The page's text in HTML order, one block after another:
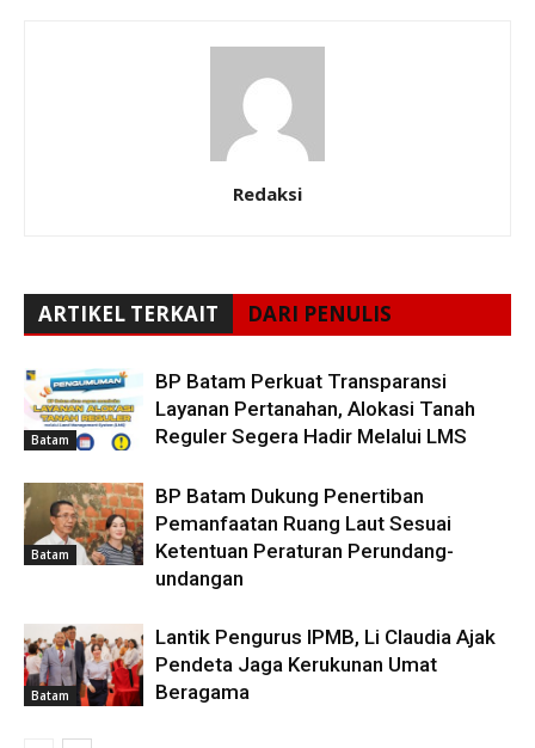
Redaksi
ARTIKEL TERKAIT DARI PENULIS
Batam
BP Batam Perkuat Transparansi
Layanan Pertanahan, Alokasi Tanah
Reguler Segera Hadir Melalui LMS
Batam
BP Batam Dukung Penertiban
Pemanfaatan Ruang Laut Sesuai
Ketentuan Peraturan Perundang-
undangan
Batam
Lantik Pengurus IPMB, Li Claudia Ajak
Pendeta Jaga Kerukunan Umat
Beragama